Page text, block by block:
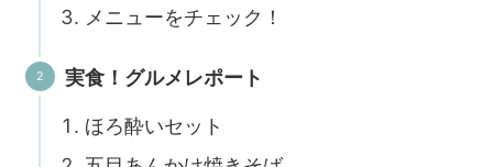
メニューをチェック！
実食！グルメレポート
ほろ酔いセット